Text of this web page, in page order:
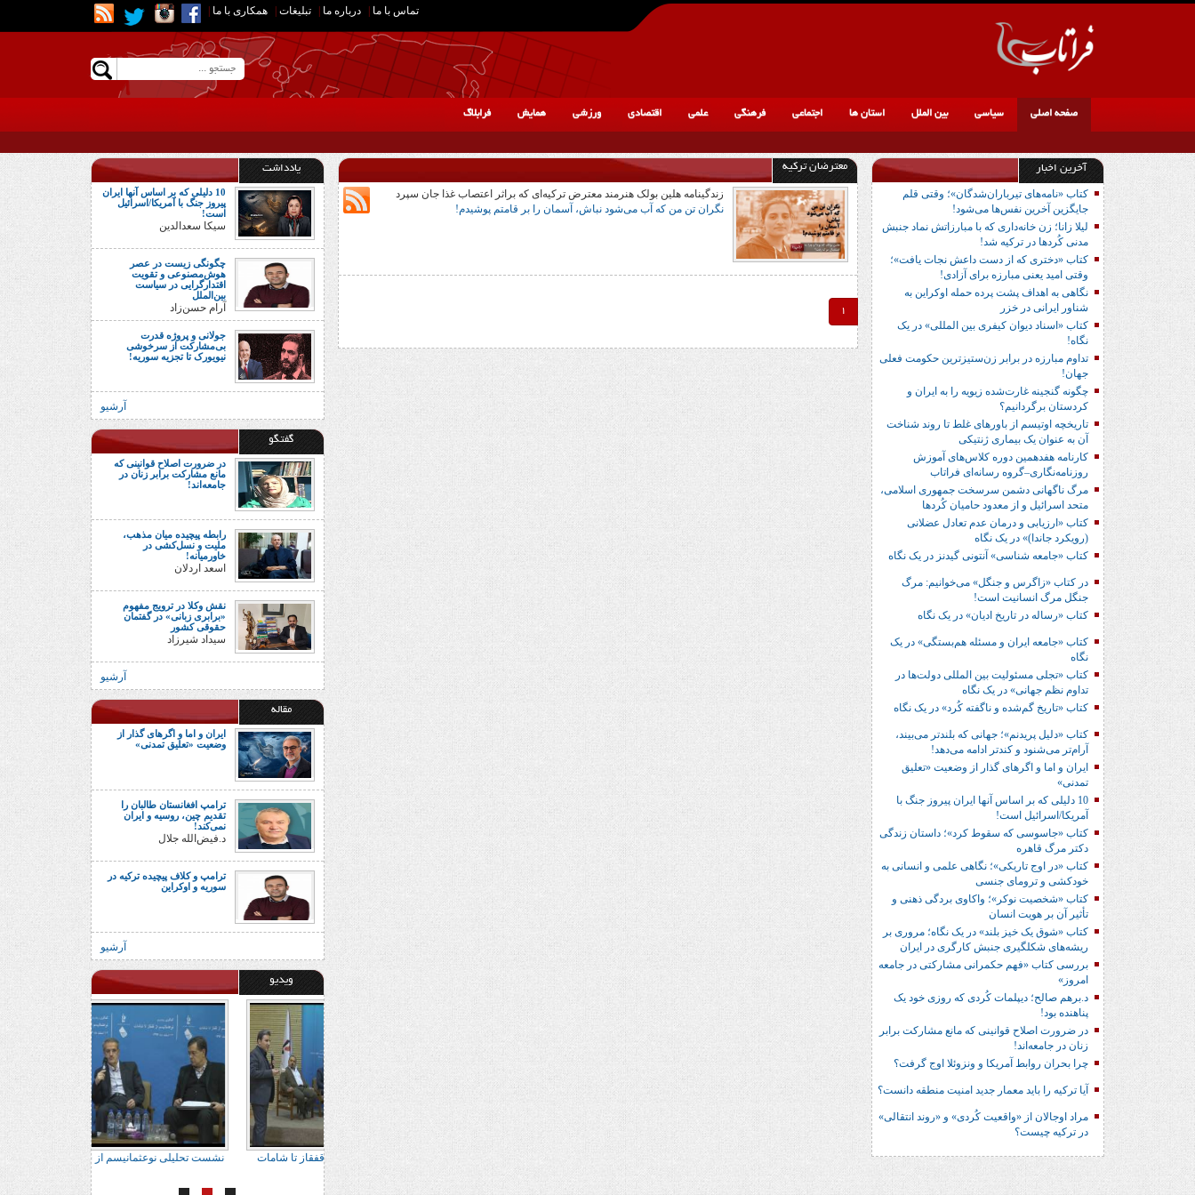
تماس با ما درباره ما تبلیغات همکاری با ما
صفحه اصلی سیاسی بین الملل استان ها اجتماعی فرهنگی علمی اقتصادی ورزشی همایش فرابلاگ
آخرین اخبار
کتاب «نامه‌های تیرباران‌شدگان»؛ وقتی قلم
جایگزین آخرین نفس‌ها می‌شود!
لیلا زانا؛ زن خانه‌داری که با مبارزاتش نماد جنبش
مدنی کُردها در ترکیه شد!
کتاب «دختری که از دست داعش نجات یافت»؛
وقتی امید یعنی مبارزه برای آزادی!
نگاهی به اهداف پشت پرده حمله اوکراین به
شناور ایرانی در خزر
کتاب «اسناد دیوان کیفری بین المللی» در یک
نگاه!
تداوم مبارزه در برابر زن‌ستیزترین حکومت فعلی
جهان!
چگونه گنجینه غارت‌شده زیویه را به ایران و
کردستان برگردانیم؟
تاریخچه اوتیسم از باورهای غلط تا روند شناخت
آن به عنوان یک بیماری ژنتیکی
کارنامه هفدهمین دوره کلاس‌های آموزش
روزنامه‌نگاری–گروه رسانه‌ای فراتاب
مرگ ناگهانی دشمن سرسخت جمهوری اسلامی،
متحد اسرائیل و از معدود حامیان کُردها
کتاب «ارزیابی و درمان عدم تعادل عضلانی
(رویکرد جاندا)» در یک نگاه
کتاب «جامعه شناسی» آنتونی گیدنز در یک نگاه
در کتاب «زاگرس و جنگل» می‌خوانیم: مرگ
جنگل مرگ انسانیت است!
کتاب «رساله در تاریخ ادیان» در یک نگاه
کتاب «جامعه ایران و مسئله هم‌بستگی» در یک
نگاه
کتاب «تجلی مسئولیت بین المللی دولت‌ها در
تداوم نظم جهانی» در یک نگاه
کتاب «تاریخ گم‌شده و ناگفته کُرد» در یک نگاه
کتاب «دلیل پریدنم»؛ جهانی که بلندتر می‌بیند،
آرام‌تر می‌شنود و کندتر ادامه می‌دهد!
ایران و اما و اگرهای گذار از وضعیت «تعلیق
تمدنی»
10 دلیلی که بر اساس آنها ایران پیروز جنگ با
آمریکا/اسرائیل است!
کتاب «جاسوسی که سقوط کرد»؛ داستان زندگی
دکتر مرگ قاهره
کتاب «در اوج تاریکی»؛ نگاهی علمی و انسانی به
خودکشی و ترومای جنسی
کتاب «شخصیت نوکر»؛ واکاوی بردگی ذهنی و
تأثیر آن بر هویت انسان
کتاب «شوق یک خیز بلند» در یک نگاه؛ مروری بر
ریشه‌های شکل‎گیری جنبش کارگری در ایران
بررسی کتاب «فهم حکمرانی مشارکتی در جامعه
امروز»
د.برهم صالح؛ دیپلمات کُردی که روزی خود یک
پناهنده بود!
در ضرورت اصلاح قوانینی که مانع مشارکت برابر
زنان در جامعه‌اند!
چرا بحران روابط آمریکا و ونزوئلا اوج گرفت؟
آیا ترکیه را باید معمار جدید امنیت منطقه دانست؟
مراد اوجالان از «واقعیت کُردی» و «روند انتقالی»
در ترکیه چیست؟
معترضان ترکیه
زندگینامه هلین بولک هنرمند معترض ترکیه‌ای که براثر اعتصاب غذا جان سپرد
نگران تن من که آب می‌شود نباش، آسمان را بر قامتم پوشیدم!
1
یادداشت
10 دلیلی که بر اساس آنها ایران
پیروز جنگ با آمریکا/اسرائیل
است!
سیکا سعدالدین
چگونگی زیست در عصر
هوش‌مصنوعی و تقویت
اقتدارگرایی در سیاست
بین‌الملل
آرام حسن‌زاد
جولانی و پروژه قدرت
بی‌مشارکت از سرخوشی
نیویورک تا تجزیه سوریه!
آرشیو
گفتگو
در ضرورت اصلاح قوانینی که
مانع مشارکت برابر زنان در
جامعه‌اند!
رابطه پیچیده میان مذهب،
ملیت و نسل‌کشی در
خاورمیانه!
اسعد اردلان
نقش وکلا در ترویج مفهوم
«برابری زبانی» در گفتمان
حقوقی کشور
سیداد شیرزاد
آرشیو
مقاله
ایران و اما و اگرهای گذار از
وضعیت «تعلیق تمدنی»
ترامپ افغانستان طالبان را
تقدیم چین، روسیه و ایران
نمی‌کند!
د.فیض‌الله جلال
ترامپ و کلاف پیچیده ترکیه در
سوریه و اوکراین
آرشیو
ویدیو
نشست تحلیلی نشست تحلیلی نوعثمانیسم از قفقاز تا شامات تحلیل بحران یمن در گفتوگو با منصور براتی